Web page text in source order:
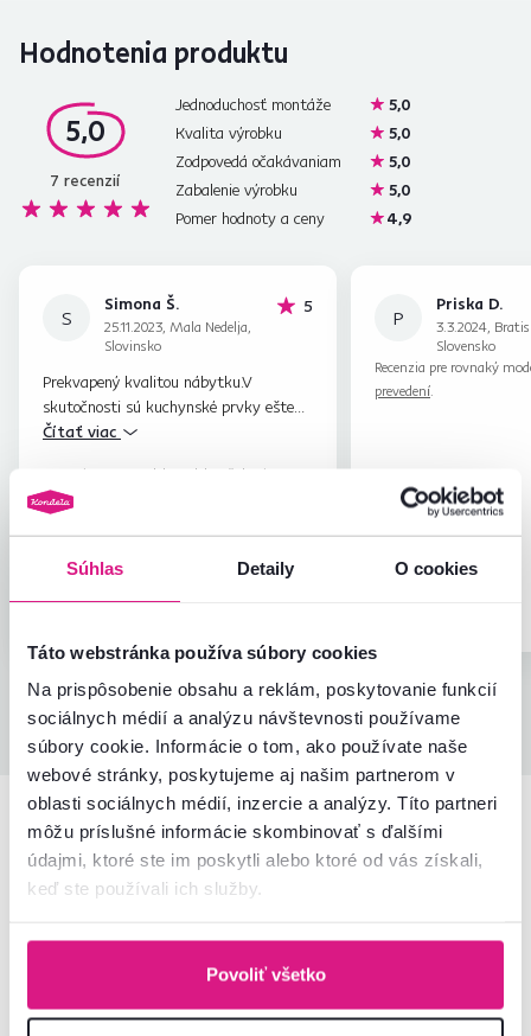
Súhlas Detaily O cookies
Táto webstránka používa súbory cookies
Na prispôsobenie obsahu a reklám, poskytovanie funkcií
sociálnych médií a analýzu návštevnosti používame
súbory cookie. Informácie o tom, ako používate naše
webové stránky, poskytujeme aj našim partnerom v
oblasti sociálnych médií, inzercie a analýzy. Títo partneri
môžu príslušné informácie skombinovať s ďalšími
údajmi, ktoré ste im poskytli alebo ktoré od vás získali,
keď ste používali ich služby.
Povoliť všetko
Hodnotenia produktu
5,0
7 recenzií
Jednoduchosť montáže
5,0
Kvalita výrobku
5,0
Zodpovedá očakávaniam
5,0
Zabalenie výrobku
5,0
Pomer hodnoty a ceny
4,9
S
Simona Š.
25.11.2023, Mala Nedelja,
Slovinsko
5hviezdičiek
Prekvapený kvalitou nábytku.V
skutočnosti sú kuchynské prvky ešte
krajšie ako na predtým videných
Čítať viac
Recenzia pre rovnaký model, avšak v inom
prevedení
P
Priska D.
3.3.2024,
Slovensko
Recenzia pre rovnaký
prevedení.
Všetky recenzie
Podobné produkty